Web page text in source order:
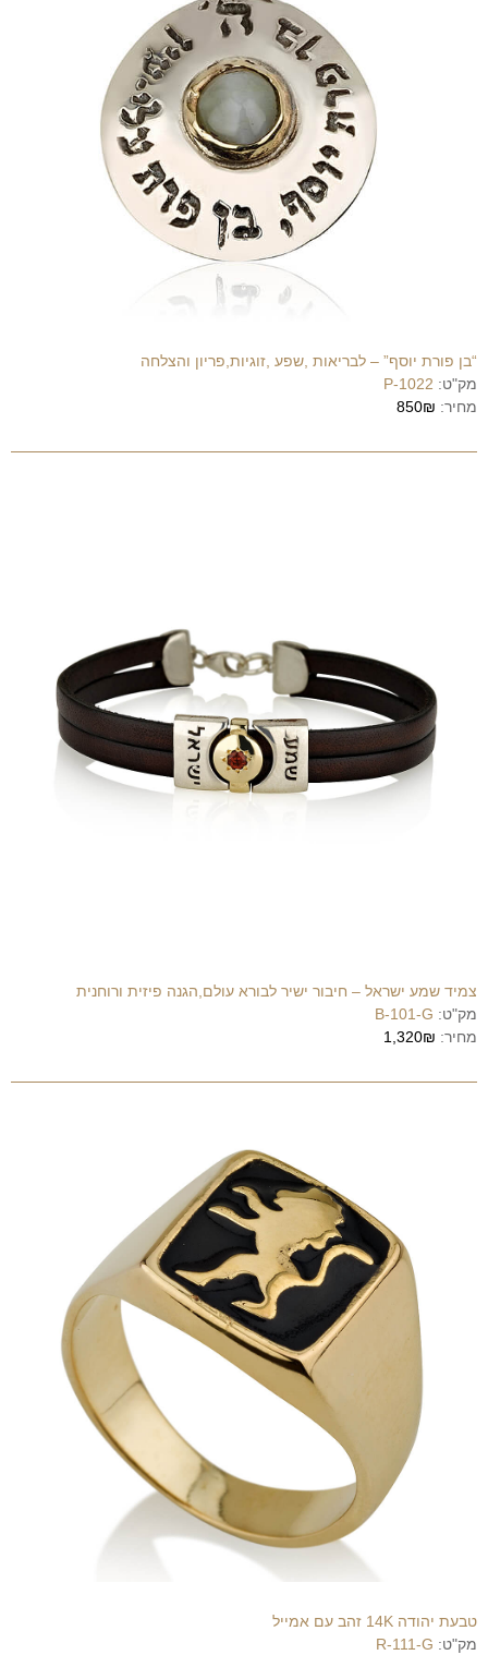
“בן פורת יוסף” – לבריאות ,שפע ,זוגיות,פריון והצלחה
מק"ט: P-1022
מחיר: 850₪
צמיד שמע ישראל – חיבור ישיר לבורא עולם,הגנה פיזית ורוחנית
מק"ט: B-101-G
מחיר: 1,320₪
טבעת יהודה 14K זהב עם אמייל
מק"ט: R-111-G